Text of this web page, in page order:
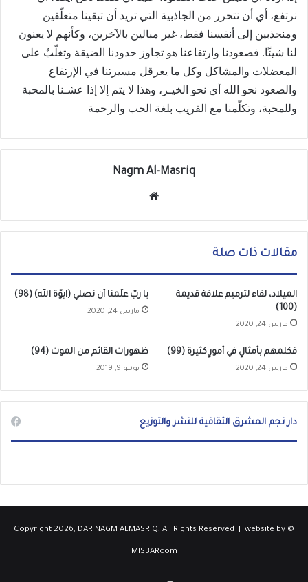
نرتفع، أي أن نتحرر من الجاذبية التي تريد أن تبقينا متعلّقين
ومنجذبين إلى أنفسنا فقط، غير مبالين بالآخرين، وكأنهم لا يعنون
لنا شيئًا. فصعودنا وارتفاعنا هو تجاوز حدودنا الضيقة وتغلّبٌ على
المعضلات والمشاكل وكل ما يعرقل مسيرتنا في الإرتفاع
والصعود نحو الله أي نحو الخيـر، وهذا لا يتم إلا إذا عشـنا بالمحبة
وللمحبة، وتكلّمنا مع القريب بلغة الحب والرحمة
Nagm Al-Masriq
الوي
مقالات ذات صلة
الميلاد، لقاء لترميم علاقة قديمة
(100)
مارس 24, 2020
يا ربّ علّمنا أن نصلي (ابوّة الله) (98)
مارس 24, 2020
فكلمهم بأمثالٍ في أمورٍ كثيرة (99)
مارس 24, 2020
ظهورات القائم من الموت (94)
يونيو 9, 2019
دار نجم المشرق الثقافية للنشر والتوزيع
© Copyright 2026, DAR NAGM ALMASRIQ, All Rights Reserved |
website by
MISBARcom